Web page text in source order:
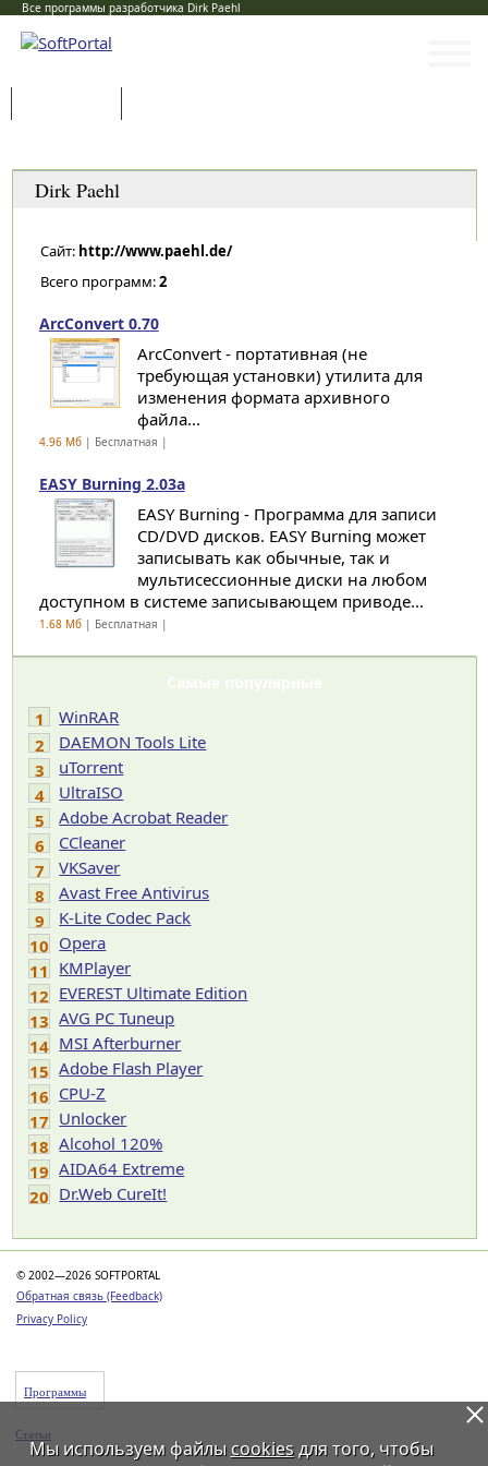
Все программы разработчика Dirk Paehl
Dirk Paehl
Сайт: http://www.paehl.de/
Всего программ:2
ArcConvert 0.70
ArcConvert - портативная (не
требующая установки) утилита для
изменения формата архивного
файла...
4.96 Мб| Бесплатная |
EASY Burning 2.03a
EASY Burning - Программа для записи
CD/DVD дисков. EASY Burning может
записывать как обычные, так и
мультисессионные диски на любом
доступном в системе записывающем приводе...
1.68 Мб| Бесплатная |
Самые популярные
1
WinRAR
2
DAEMON Tools Lite
3
uTorrent
4
UltraISO
5
Adobe Acrobat Reader
6
CCleaner
7
VKSaver
8
Avast Free Antivirus
9
K-Lite Codec Pack
10 Opera
11 KMPlayer
12 EVEREST Ultimate Edition
13 AVG PC Tuneup
14 MSI Afterburner
15 Adobe Flash Player
16 CPU-Z
17 Unlocker
18 Alcohol 120%
19 AIDA64 Extreme
20 Dr.Web CureIt!
© 2002—2026 SOFTPORTAL
Обратная связь (Feedback)
Privacy Policy
Программы
Статьи
Мы используем файлы cookiesдля того, чтобы